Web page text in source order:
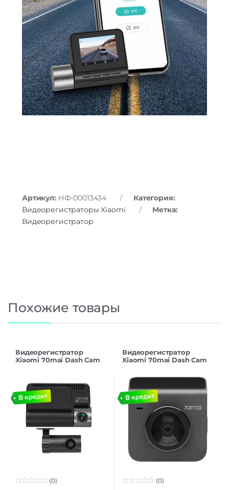
Артикул: НФ-00013434
Категория:
Видеорегистраторы Xiaomi
Метка:
Видеорегистратор
Похожие товары
Видеорегистратор
Xiaomi 70mai Dash Cam
(0)
Видеорегистратор
Xiaomi 70mai Dash Cam
(0)